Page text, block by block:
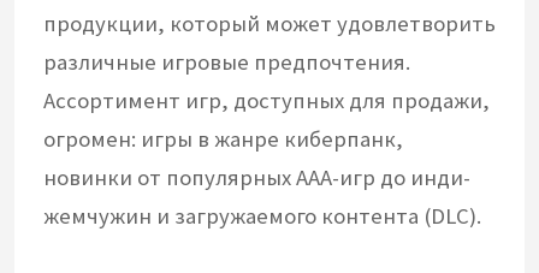
продукции, который может удовлетворить
различные игровые предпочтения.
Ассортимент игр, доступных для продажи,
огромен: игры в жанре киберпанк,
новинки от популярных AAA-игр до инди-
жемчужин и загружаемого контента (DLC).